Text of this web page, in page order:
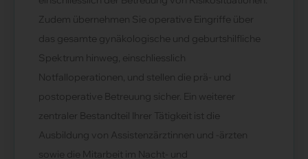
Zudem übernehmen Sie operative Eingriffe über
das gesamte gynäkologische und geburtshilfliche
Spektrum hinweg, einschliesslich
Notfalloperationen, und stellen die prä- und
postoperative Betreuung sicher. Ein weiterer
zentraler Bestandteil Ihrer Tätigkeit ist die
Ausbildung von Assistenzärztinnen und -ärzten
sowie die Mitarbeit im Nacht- und